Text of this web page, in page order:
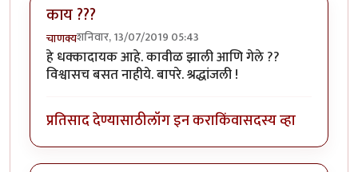
काय ???
चाणक्यशनिवार, 13/07/2019 05:43
हे धक्कादायक आहे. कावीळ झाली आणि गेले ??
विश्वासच बसत नाहीये. बापरे. श्रद्धांजली !
प्रतिसाद देण्यासाठीलॉग इन कराकिंवासदस्य व्हा